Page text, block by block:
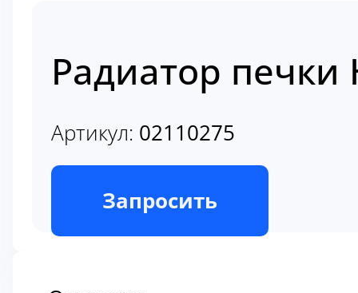
Радиатор печки
Артикул: 02110275
В наличии
Запросить